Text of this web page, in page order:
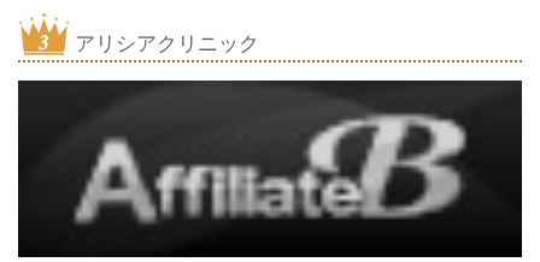
アリシアクリニック